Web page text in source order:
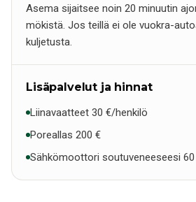
Asema sijaitsee noin 20 minuutin
mökistä. Jos teillä ei ole vuokra-
kuljetusta.
Lisäpalvelut ja hinnat
Liinavaatteet 30 €/henkilö
Poreallas 200 €
Sähkömoottori soutuveneeseesi